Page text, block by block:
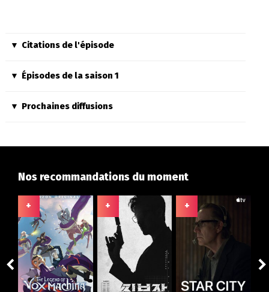
Citations de l'épisode
Épisodes de la saison 1
Prochaines diffusions
Nos recommandations du moment
+ + +